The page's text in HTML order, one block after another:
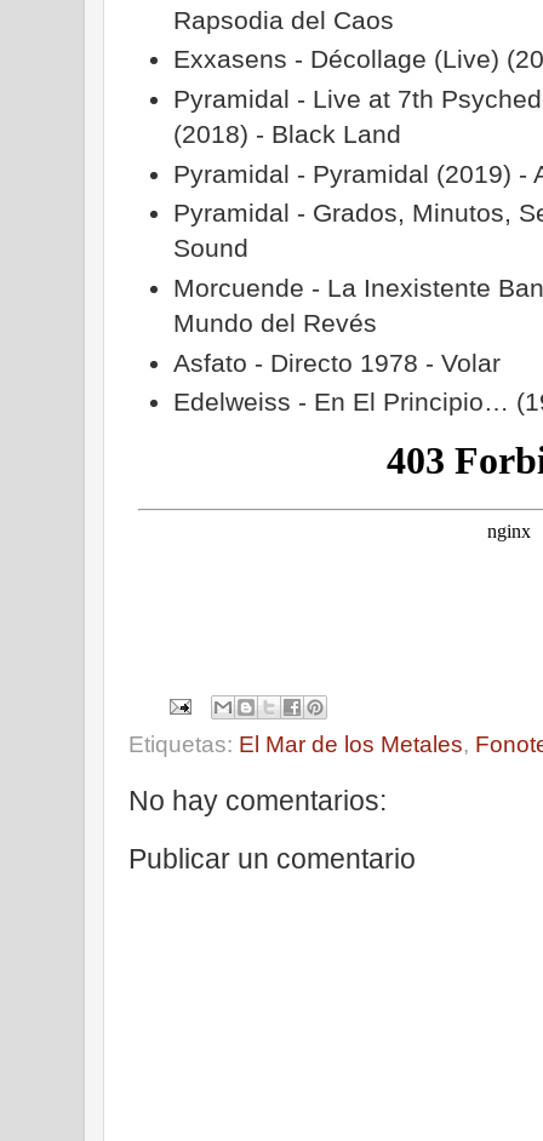
Rapsodia del Caos
Exxasens - Décollage (Live)
Pyramidal - Live at 7th
(2018) - Black Land
Pyramidal - Pyramidal (2019) -
Pyramidal - Grados, Minutos,
Sound
Morcuende - La Inexistente
Mundo del Revés
Asfato - Directo 1978 - Volar
Edelweiss - En El Principio…
Etiquetas: El Mar de los Metales,
No hay comentarios:
Publicar un comentario